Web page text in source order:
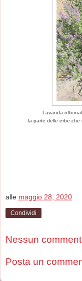
Lavanda
fa parte delle erbe che
alle maggio 28, 2020
Condividi
Nessun
Posta un